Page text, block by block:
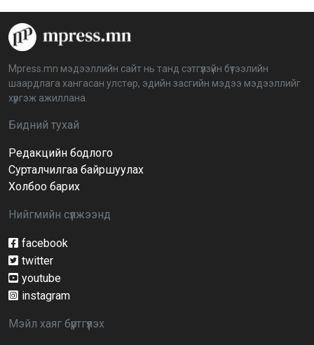
аймагт үргэлжилж байна
BTS-ийн тоглолтыг Netflix дэлхий даяар шууд
дамжуулна
Иргэдийн төлөөлөгчдийн хурлын 2026 оны
нөхөн сонгууль 6 дугаар сарын 21-нд болно
Д.Тэгшбаяр: НҮБ-ын тогтоол санаачилж,
Mpress.mn мэдээллийн сайт нь танд сэтгүүлзүйн бүтээлийн
шаардлага хангасан улстөр, эдийн засгийн мэдээ мэдээллийг
хүргэж ажиллана.
Бидний тухай
Редакцийн бодлого
Сурталчилгаа байршуулах
Холбоо барих
Нийгмийн сүлжээнд
facebook
twitter
youtube
instagram
Мэйл хаяг бүртгүүлэх